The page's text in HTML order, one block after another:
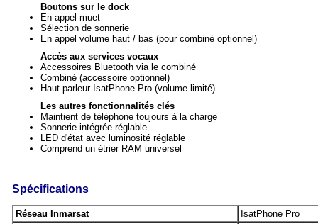
Boutons sur le dock
En appel muet
Sélection de sonnerie
En appel volume haut / bas (pour combiné optionnel)
Accès aux services vocaux
Accessoires Bluetooth via le combiné
Combiné (accessoire optionnel)
Haut-parleur IsatPhone Pro (volume limité)
Les autres fonctionnalités clés
Maintient de téléphone toujours à la charge
Sonnerie intégrée réglable
LED d'état avec luminosité réglable
Comprend un étrier RAM universel
Spécifications
Réseau Inmarsat
IsatPhone Pro